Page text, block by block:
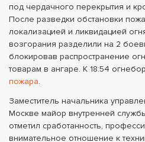
под чердачного перекрытия и
После разведки обстановки
локализацией и ликвидацией
возгорания разделили на 2
блокировав распространение
товарам в ангаре. К 18:54
пожара.
Заместитель начальника
Москве майор внутренней
отметил сработанность,
внимательное отношение к